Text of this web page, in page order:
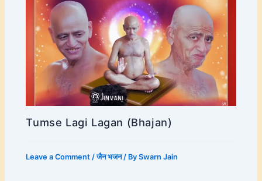
Tumse Lagi Lagan (Bhajan)
Leave a Comment /जैन भजन/ BySwarn Jain